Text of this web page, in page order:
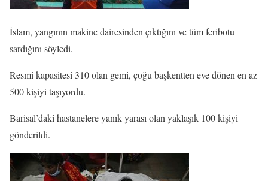
İslam, yangının makine dairesinden çıktığını ve tüm feribotu
sardığını söyledi.
Resmi kapasitesi 310 olan gemi, çoğu başkentten eve dönen en az
500 kişiyi taşıyordu.
Barisal’daki hastanelere yanık yarası olan yaklaşık 100 kişiyi
gönderildi.